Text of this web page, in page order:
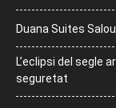
Duana Suites
L’eclipsi del segle
seguretat